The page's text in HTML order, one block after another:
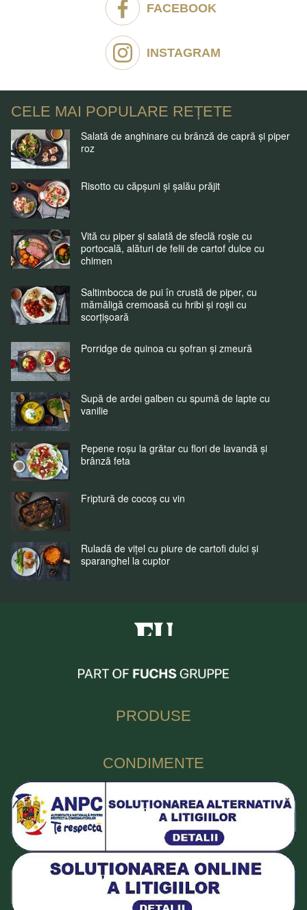
FACEBOOK
INSTAGRAM
CELE MAI POPULARE REȚETE
Salată de anghinare cu brânză de capră și piper
roz
Risotto cu căpșuni și șalău prăjit
Vită cu piper și salată de sfeclă roșie cu
portocală, alături de felii de cartof dulce cu
chimen
Saltimbocca de pui în crustă de piper, cu
mămăligă cremoasă cu hribi și roșii cu
scorțișoară
Porridge de quinoa cu șofran și zmeură
Supă de ardei galben cu spumă de lapte cu
vanilie
Pepene roșu la grătar cu flori de lavandă și
brânză feta
Friptură de cocoș cu vin
Ruladă de vițel cu piure de cartofi dulci și
sparanghel la cuptor
PRODUSE
CONDIMENTE